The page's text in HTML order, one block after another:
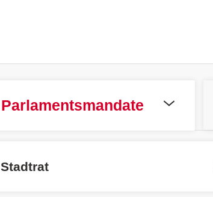
Parlamentsmandate
Stadtrat